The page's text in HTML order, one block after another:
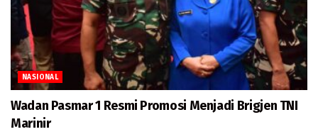
NASIONAL
Wadan Pasmar 1 Resmi Promosi Menjadi Brigjen TNI
Marinir